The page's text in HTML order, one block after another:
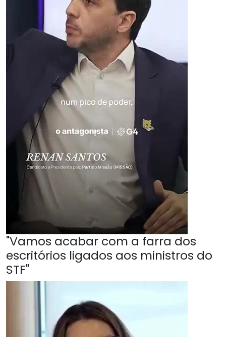
"Vamos acabar com a farra dos
escritórios ligados aos ministros do
STF"